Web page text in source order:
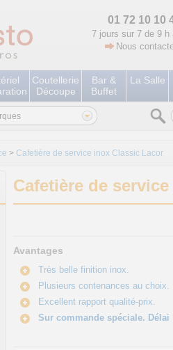
01 72 10 10
7 jours sur 7 de 9 h
Nous
Coutellerie
Découpe
Bar &
Buffet
La Salle
> Cafetière de service inox Classic Lacor
Cafetière de
Avantages
Très belle finition inox.
Plusieurs contenances au choix.
Excellent rapport qualité-prix.
Sur commande spéciale. Délai